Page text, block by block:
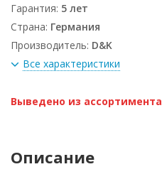
Гарантия: 5 лет
Страна: Германия
Производитель: D&K
Все характеристики
Выведено из ассортимента
Описание